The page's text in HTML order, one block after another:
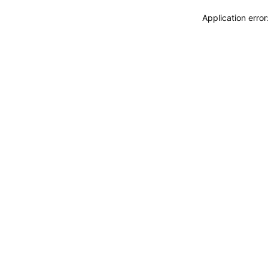
Application